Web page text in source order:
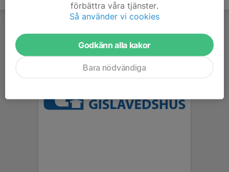
förbättra våra tjänster.
Så använder vi cookies
Godkänn alla kakor
Bara nödvändiga